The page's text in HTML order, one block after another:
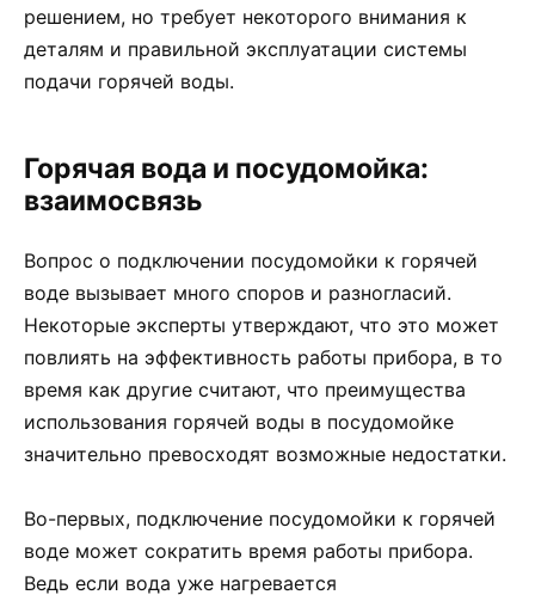
решением, но требует некоторого внимания к
деталям и правильной эксплуатации системы
подачи горячей воды.
Горячая вода и посудомойка:
взаимосвязь
Вопрос о подключении посудомойки к горячей
воде вызывает много споров и разногласий.
Некоторые эксперты утверждают, что это может
повлиять на эффективность работы прибора, в то
время как другие считают, что преимущества
использования горячей воды в посудомойке
значительно превосходят возможные недостатки.
Во-первых, подключение посудомойки к горячей
воде может сократить время работы прибора.
Ведь если вода уже нагревается